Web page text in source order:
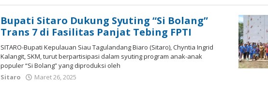
Bupati Sitaro Dukung Syuting “Si Bolang”
Trans 7 di Fasilitas Panjat Tebing FPTI
SITARO-Bupati Kepulauan Siau Tagulandang Biaro (Sitaro), Chyntia Ingrid
Kalangit, SKM, turut berpartisipasi dalam syuting program anak-anak
populer “Si Bolang” yang diproduksi oleh
Sitaro
Maret 26, 2025